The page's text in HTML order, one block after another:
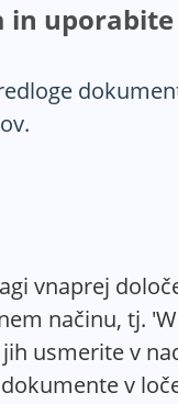
in
vnaprej
načinu, tj.
usmerite v
v